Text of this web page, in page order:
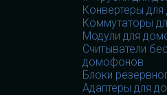
Конвертеры
Коммутаторы
Модули для
Считыватели
домофонов
Блоки
Адаптеры для